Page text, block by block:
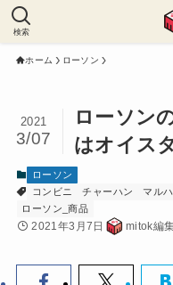
検索
ホーム ローソン
ローソン
はオイス
2021
3/07
ローソン
コンビニ
チャーハン マル
ローソン_商品
2021年3月7日 mitok編